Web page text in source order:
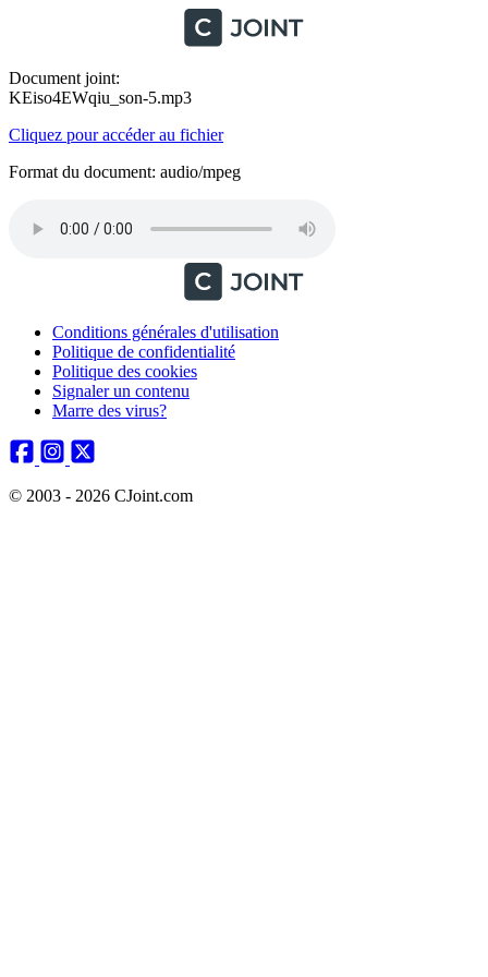
Document joint:
KEiso4EWqiu_son-5.mp3
Cliquez pour accéder au fichier
Format du document: audio/mpeg
Conditions générales d'utilisation
Politique de confidentialité
Politique des cookies
Signaler un contenu
Marre des virus?
© 2003 - 2026 CJoint.com